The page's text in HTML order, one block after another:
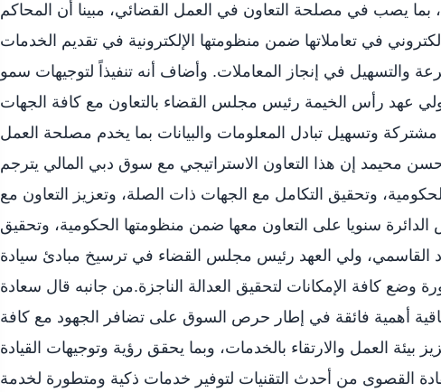
بما يصب في مصلحة التعاون في العمل القضائي، مبينا أن المحاكم
في تعاملاتها ضمن منظومتها الإلكترونية في تقديم الخدمات
والتسهيل في إنجاز المعاملات. وأضاف أنه تنفيذاً لتوجيهات سمو
عهد رأس الخيمة رئيس مجلس القضاء بالتعاون مع كافة الجهات
وتسهيل تبادل المعلومات والبيانات بما يخدم مصلحة العمل
محيمد إن هذا التعاون الاستراتيجي مع سوق دبي المالي يترجم
وتحقيق التكامل مع الجهات ذات الصلة، وتعزيز التعاون مع
سنويا على التعاون معها ضمن منظومتها الحكومية، وتحقيق
ولي العهد رئيس مجلس القضاء في ترسيخ مبادئ سيادة
وضع كافة الإمكانات لتحقيق العدالة الناجزة.من جانبه قال سعادة
أهمية فائقة في إطار حرص السوق على تضافر الجهود مع كافة
العمل والارتقاء بالخدمات، وبما يحقق رؤية وتوجيهات القيادة
القصوى من أحدث التقنيات لتوفير خدمات ذكية ومتطورة لخدمة